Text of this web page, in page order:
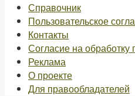
Справочник
Пользовательское
Контакты
Согласие на
Реклама
О проекте
Для правообладателей